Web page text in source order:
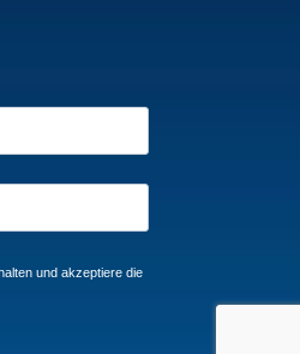
und akzeptiere die